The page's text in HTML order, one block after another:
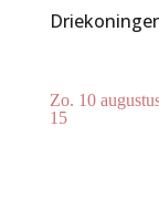
Zo. 10
15